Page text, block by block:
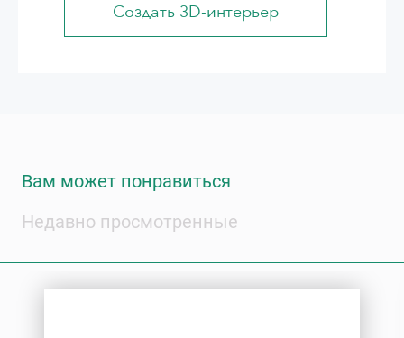
Создать 3D-интерьер
Вам может понравиться
Недавно просмотренные